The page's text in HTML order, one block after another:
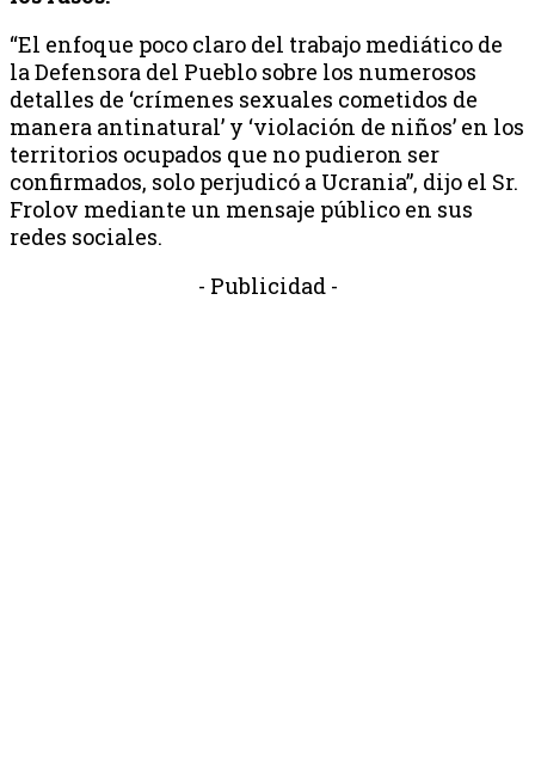
“El enfoque poco claro del trabajo mediático de
la Defensora del Pueblo sobre los numerosos
detalles de ‘crímenes sexuales cometidos de
manera antinatural’ y ‘violación de niños’ en los
territorios ocupados que no pudieron ser
confirmados, solo perjudicó a Ucrania”, dijo el Sr.
Frolov mediante un mensaje público en sus
redes sociales.
- Publicidad -